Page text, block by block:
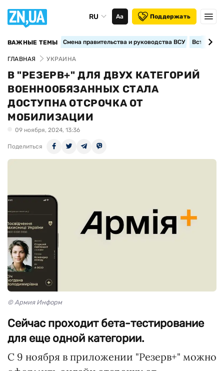
RU Аа Поддержать
ВАЖНЫЕ ТЕМЫ Смена правительства и руководства ВСУ
ГЛАВНАЯ УКРАИНА
В "РЕЗЕРВ+" ДЛЯ ДВУХ КАТЕГОРИЙ
ВОЕННООБЯЗАННЫХ СТАЛА
ДОСТУПНА ОТСРОЧКА ОТ
МОБИЛИЗАЦИИ
09 ноября, 2024, 13:36
Поделиться
© Армия Информ
Сейчас проходит бета-тестирование
для еще одной категории.
С 9 ноября в приложении "Резерв+" можно